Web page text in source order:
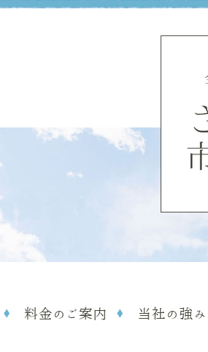
料金のご案内 当社の強み